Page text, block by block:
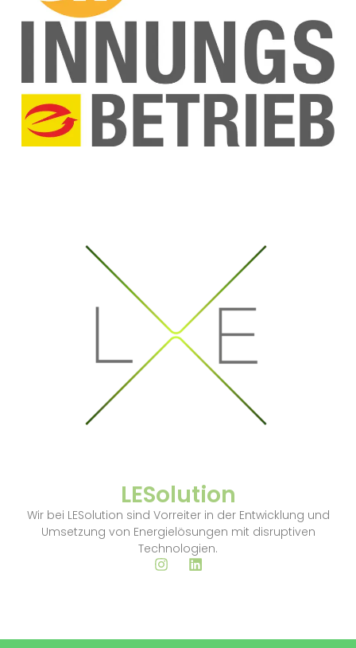
LESolution
Wir bei LESolution sind Vorreiter in der Entwicklung und
Umsetzung von Energielösungen mit disruptiven
Technologien.